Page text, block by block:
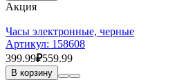
Акция
Часы электронные, черные
Артикул: 158608
399.99₽559.99
В корзину